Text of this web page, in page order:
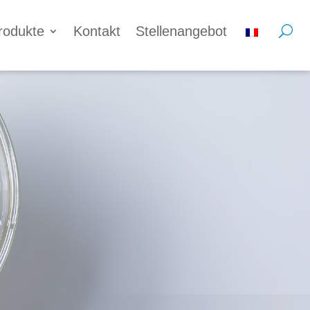
Kontakt Stellenangebot